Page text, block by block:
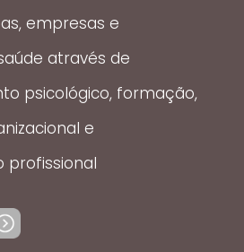
empresas e
através de
psicológico, formação,
e
profissional